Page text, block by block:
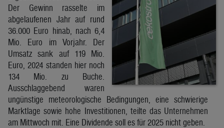
Der Gewinn rasselte im
abgelaufenen Jahr auf rund
36.000 Euro hinab, nach 6,4
Mio. Euro im Vorjahr. Der
Umsatz sank auf 119 Mio.
Euro, 2024 standen hier noch
134 Mio. zu Buche.
Ausschlaggebend waren
ungünstige meteorologische Bedingungen, eine schwierige
Marktlage sowie hohe Investitionen, teilte das Unternehmen
am Mittwoch mit. Eine Dividende soll es für 2025 nicht geben.